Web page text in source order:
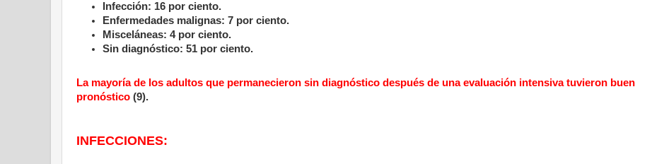
Infección: 16 por ciento.
Enfermedades malignas: 7 por ciento.
Misceláneas: 4 por ciento.
Sin diagnóstico: 51 por ciento.
La mayoría de los adultos que permanecieron sin diagnóstico después de una evaluación intensiva tuvieron buen
pronóstico (9).
INFECCIONES: